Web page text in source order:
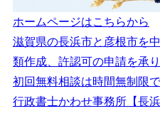
ホームページはこちらから
滋賀県の長浜市と彦根市を
類作成、許認可の申請を承
初回無料相談は時間無制限
行政書士かわせ事務所【長浜